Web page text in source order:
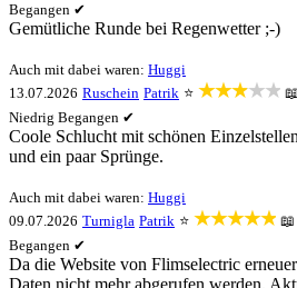
Begangen ✔
Gemütliche Runde bei Regenwetter ;-)
Auch mit dabei waren: Huggi
13.07.2026 Ruschein Patrik ⭐ ★★★★★ 📖
Niedrig Begangen ✔
Coole Schlucht mit schönen
und ein paar Sprünge.
Auch mit dabei waren: Huggi
09.07.2026 Turnigla Patrik ⭐ ★★★★★ 📖
Begangen ✔
Da die Website von Flimselectric
Daten nicht mehr abgerufen werden.